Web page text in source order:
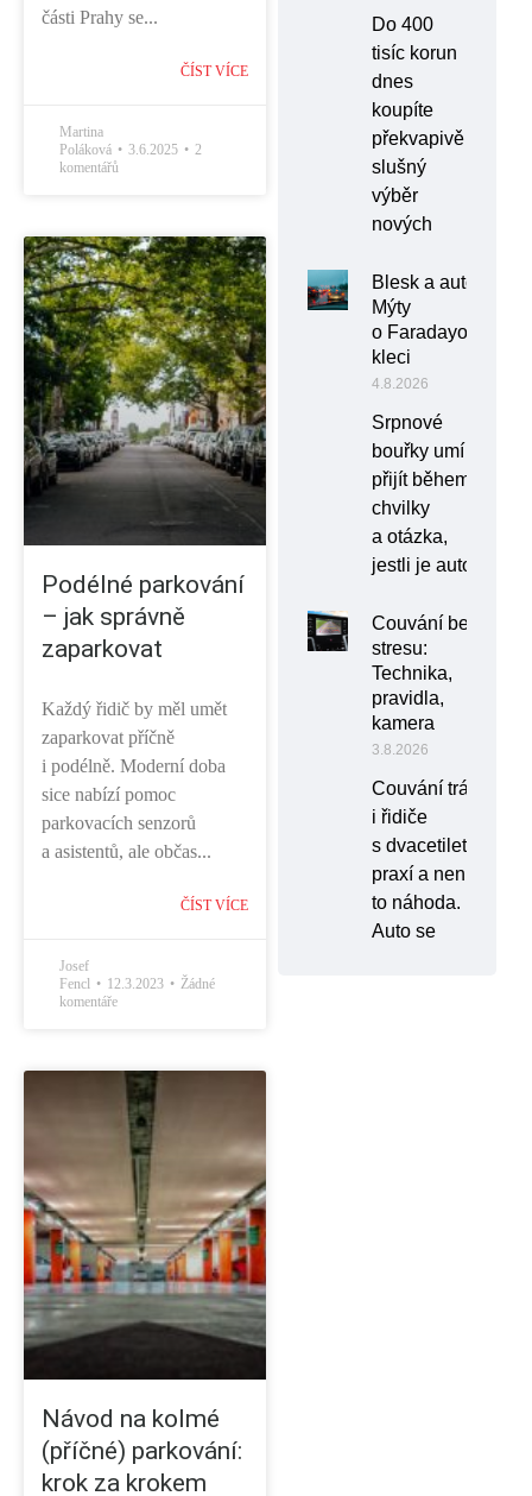
části Prahy se...
ČÍST VÍCE
Martina
Poláková
3.6.2025
2
komentářů
Podélné parkování
– jak správně
zaparkovat
Každý řidič by měl umět
zaparkovat příčně
i podélně. Moderní doba
sice nabízí pomoc
parkovacích senzorů
a asistentů, ale občas...
ČÍST VÍCE
Josef
Fencl
12.3.2023
Žádné
komentáře
Návod na kolmé
(příčné) parkování:
krok za krokem
Do 400
tisíc korun
dnes
koupíte
překvapivě
slušný
výběr
nových
Blesk a auto:
Mýty
o Faradayově
kleci
4.8.2026
Srpnové
bouřky umí
přijít během
chvilky
a otázka,
jestli je auto
Couvání bez
stresu:
Technika,
pravidla,
kamera
3.8.2026
Couvání trápí
i řidiče
s dvacetiletou
praxí a není
to náhoda.
Auto se